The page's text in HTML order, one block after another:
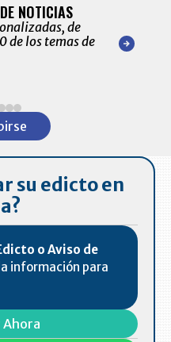
NOTICIAS
de
de los temas de
de las
su edicto en
o Aviso de
información para
Ahora